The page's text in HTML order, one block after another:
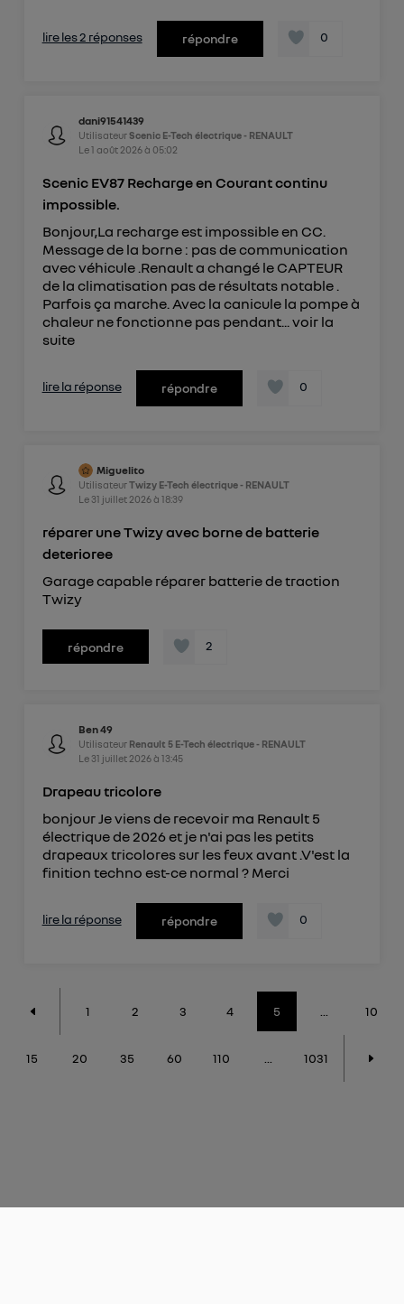
lire les 2 réponses répondre 0
dani91541439
UtilisateurScenic E-Tech électrique - RENAULT
Le1 août 2026à 05:02
Scenic EV87 Recharge en Courant continu
impossible.
Bonjour,La recharge est impossible en CC.
Message de la borne : pas de communication
avec véhicule .Renault a changé le CAPTEUR
de la climatisation pas de résultats notable .
Parfois ça marche. Avec la canicule la pompe à
chaleur ne fonctionne pas pendant...voir la
suite
lire la réponse répondre 0
Miguelito
UtilisateurTwizy E-Tech électrique - RENAULT
Le 31 juillet 2026à 18:39
réparer une Twizy avec borne de batterie
deterioree
Garage capable réparer batterie de traction
Twizy
répondre 2
Ben 49
Utilisateur Renault 5 E-Tech électrique - RENAULT
Le 31 juillet 2026à 13:45
Drapeau tricolore
bonjour Je viens de recevoir ma Renault 5
électrique de 2026 et je n'ai pas les petits
drapeaux tricolores sur les feux avant .V'est la
finition techno est-ce normal ? Merci
lire la réponse répondre 0
1 2 3 4 5 10
15 20 35 60 110 1031